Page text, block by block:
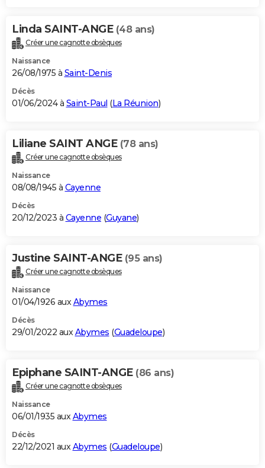
Linda SAINT-ANGE (48 ans)
Créer une cagnotte obsèques
Naissance
26/08/1975 à Saint-Denis
Décès
01/06/2024 à Saint-Paul (La Réunion)
Liliane SAINT ANGE (78 ans)
Créer une cagnotte obsèques
Naissance
08/08/1945 à Cayenne
Décès
20/12/2023 à Cayenne (Guyane)
Justine SAINT-ANGE (95 ans)
Créer une cagnotte obsèques
Naissance
01/04/1926 auxAbymes
Décès
29/01/2022 auxAbymes (Guadeloupe)
Epiphane SAINT-ANGE (86 ans)
Créer une cagnotte obsèques
Naissance
06/01/1935 auxAbymes
Décès
22/12/2021 auxAbymes (Guadeloupe)